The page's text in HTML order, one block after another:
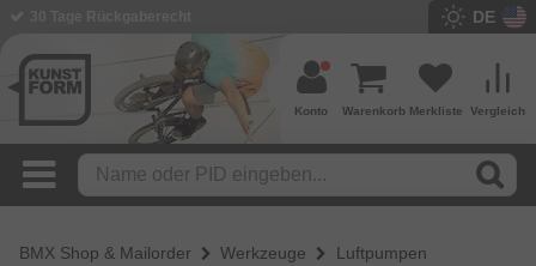
DE
Vergleich
Merkliste
Warenkorb
Konto
BMX Shop & Mailorder Werkzeuge Luftpumpen